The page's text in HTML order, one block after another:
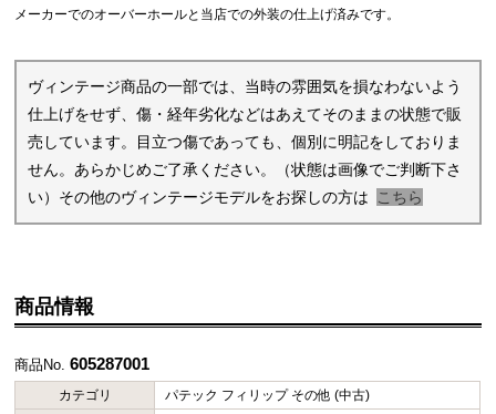
メーカーでのオーバーホールと当店での外装の仕上げ済みです。
ヴィンテージ商品の一部では、当時の雰囲気を損なわないよう
仕上げをせず、傷・経年劣化などはあえてそのままの状態で販
売しています。目立つ傷であっても、個別に明記をしておりま
せん。あらかじめご了承ください。（状態は画像でご判断下さ
い）その他のヴィンテージモデルをお探しの方は
こちら
商品情報
商品No.605287001
カテゴリ
パテック フィリップ その他 (中古)